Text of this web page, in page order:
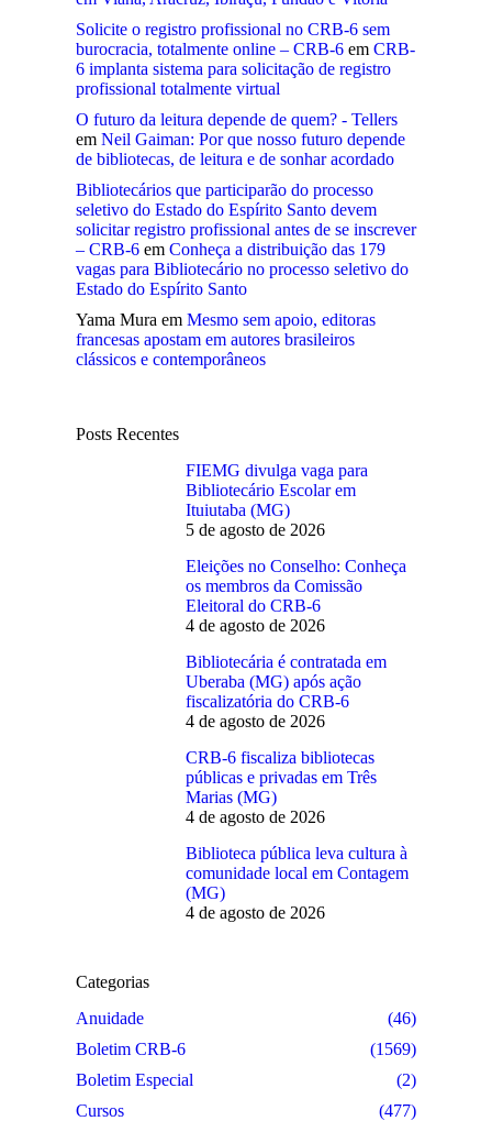
Solicite o registro profissional no CRB-6 sem
burocracia, totalmente online – CRB-6 em CRB-
6 implanta sistema para solicitação de registro
profissional totalmente virtual
O futuro da leitura depende de quem? - Tellers
em Neil Gaiman: Por que nosso futuro depende
de bibliotecas, de leitura e de sonhar acordado
Bibliotecários que participarão do processo
seletivo do Estado do Espírito Santo devem
solicitar registro profissional antes de se inscrever
– CRB-6 em Conheça a distribuição das 179
vagas para Bibliotecário no processo seletivo do
Estado do Espírito Santo
Yama Mura em Mesmo sem apoio, editoras
francesas apostam em autores brasileiros
clássicos e contemporâneos
Posts Recentes
FIEMG divulga vaga para
Bibliotecário Escolar em
Ituiutaba (MG)
5 de agosto de 2026
Eleições no Conselho: Conheça
os membros da Comissão
Eleitoral do CRB-6
4 de agosto de 2026
Bibliotecária é contratada em
Uberaba (MG) após ação
fiscalizatória do CRB-6
4 de agosto de 2026
CRB-6 fiscaliza bibliotecas
públicas e privadas em Três
Marias (MG)
4 de agosto de 2026
Biblioteca pública leva cultura à
comunidade local em Contagem
(MG)
4 de agosto de 2026
Categorias
Anuidade
(46)
Boletim CRB-6
(1569)
Boletim Especial
(2)
Cursos
(477)